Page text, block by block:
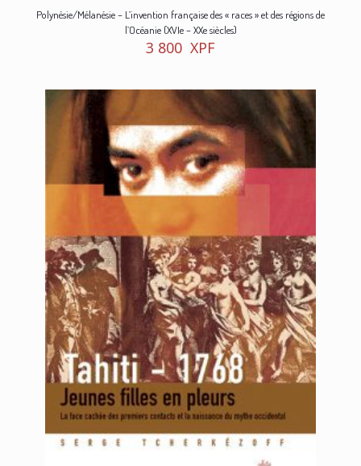
Polynésie/Mélanésie – L’invention française des « races » et des régions de
l’Océanie (XVIe – XXe siècles)
3 800 XPF